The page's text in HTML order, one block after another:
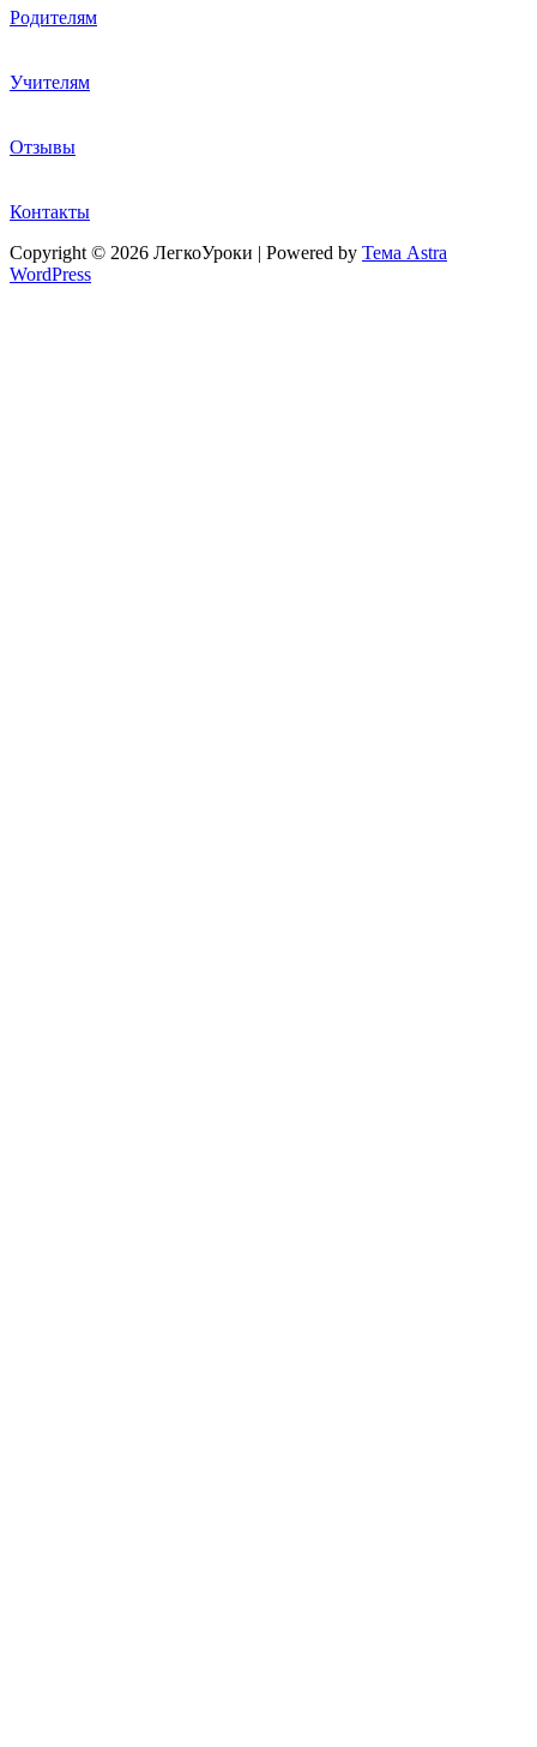
Родителям
Учителям
Отзывы
Контакты
Copyright © 2026 ЛегкоУроки | Powered by Тема Astra
WordPress